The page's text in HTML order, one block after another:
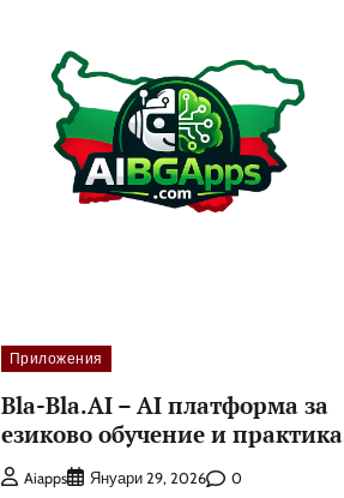
Приложения
Bla-Bla.AI – AI платформа за
езиково обучение и практика
Aiapps Януари 29, 2026 0